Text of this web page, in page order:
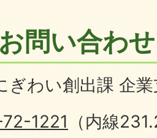
問い合わせ
ぎわい創出課 企
1221 （内線